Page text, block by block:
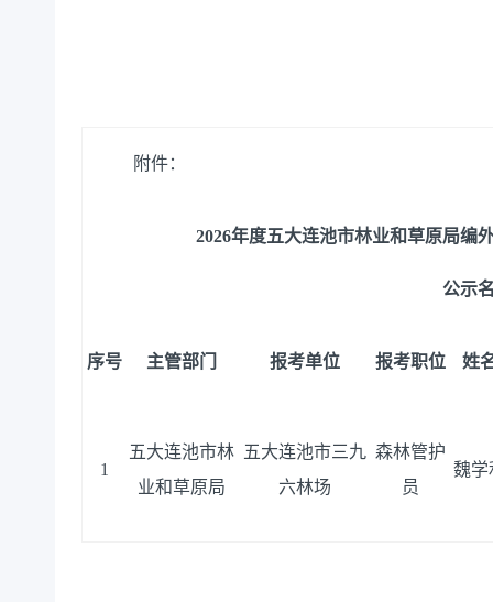
附件：
2026年度五大连池市林业和草原局编
公示
序号 主管部门 报考单位 报考职位 姓
1
五大连池市林
业和草原局
五大连池市三九
六林场
森林管护
员
魏学